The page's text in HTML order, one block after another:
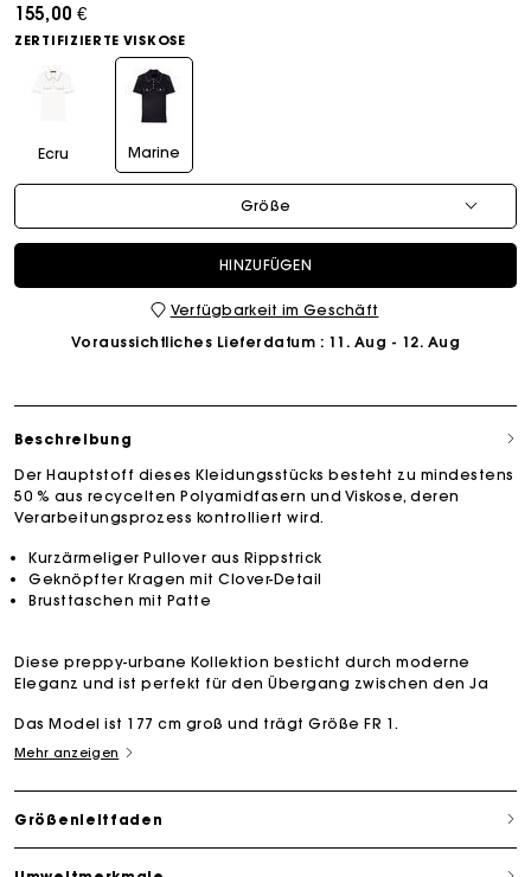
155,00 €
ZERTIFIZIERTE VISKOSE
Ecru Marine
Größe
HINZUFÜGEN
Verfügbarkeit im Geschäft
Voraussichtliches Lieferdatum : 11. Aug - 12. Aug
Beschreibung
Der Hauptstoff dieses Kleidungsstücks besteht zu mindestens
50 % aus recycelten Polyamidfasern und Viskose, deren
Verarbeitungsprozess kontrolliert wird.
Kurzärmeliger Pullover aus Rippstrick
Geknöpfter Kragen mit Clover-Detail
Brusttaschen mit Patte
Diese preppy-urbane Kollektion besticht durch moderne
Eleganz und ist perfekt für den Übergang zwischen den Ja
Das Model ist 177 cm groß und trägt Größe FR 1.
Mehr anzeigen
Größenleitfaden